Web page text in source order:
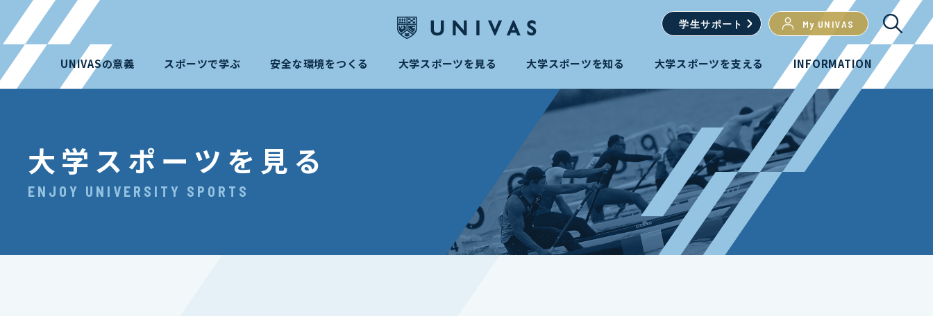
学生サポート My UNIVAS
UNIVASの意義 スポーツで学ぶ 安全な環境をつくる 大学スポーツを見る 大学スポーツを知る 大学スポーツを支える INFORMATION
大学スポーツを見る
ENJOY UNIVERSITY SPORTS